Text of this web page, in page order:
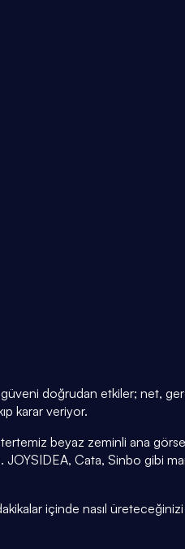
güveni doğrudan etkiler; net,
karar veriyor.
beyaz zeminli ana
Cata, Sinbo gibi
içinde nasıl